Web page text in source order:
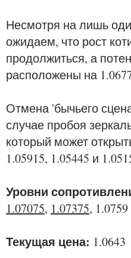
Несмотря на лишь
ожидаем, что рост
продолжиться, а
расположены на
Отмена 'бычьего
случае пробоя
который может
1.05915, 1.05445 и
Уровни
1.07075, 1.07375, 1.0759
Текущая цена: 1.0643